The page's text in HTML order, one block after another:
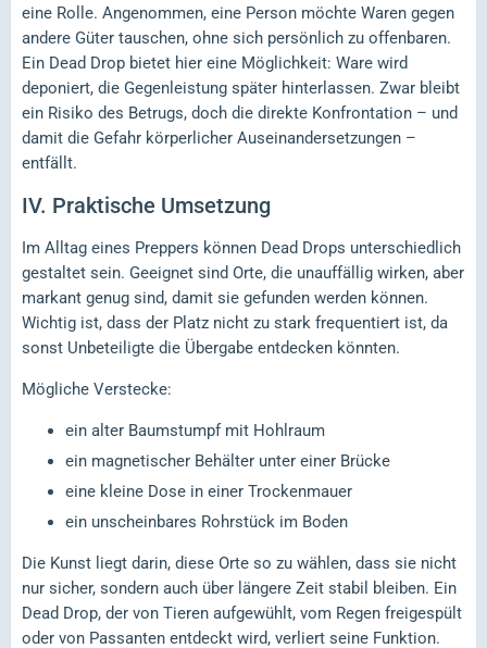
eine Rolle. Angenommen, eine Person möchte Waren gegen
andere Güter tauschen, ohne sich persönlich zu offenbaren.
Ein Dead Drop bietet hier eine Möglichkeit: Ware wird
deponiert, die Gegenleistung später hinterlassen. Zwar bleibt
ein Risiko des Betrugs, doch die direkte Konfrontation – und
damit die Gefahr körperlicher Auseinandersetzungen –
entfällt.
IV. Praktische Umsetzung
Im Alltag eines Preppers können Dead Drops unterschiedlich
gestaltet sein. Geeignet sind Orte, die unauffällig wirken, aber
markant genug sind, damit sie gefunden werden können.
Wichtig ist, dass der Platz nicht zu stark frequentiert ist, da
sonst Unbeteiligte die Übergabe entdecken könnten.
Mögliche Verstecke:
ein alter Baumstumpf mit Hohlraum
ein magnetischer Behälter unter einer Brücke
eine kleine Dose in einer Trockenmauer
ein unscheinbares Rohrstück im Boden
Die Kunst liegt darin, diese Orte so zu wählen, dass sie nicht
nur sicher, sondern auch über längere Zeit stabil bleiben. Ein
Dead Drop, der von Tieren aufgewühlt, vom Regen freigespült
oder von Passanten entdeckt wird, verliert seine Funktion.